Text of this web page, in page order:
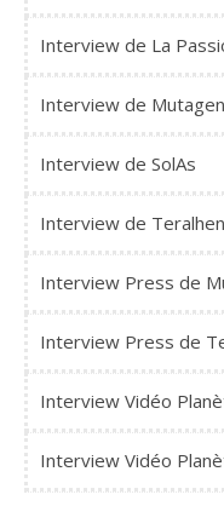
Interview de La
Interview de
Interview de SolAs
Interview de Teralhen
Interview Press de
Interview Press de
Interview Vidéo
Interview Vidéo